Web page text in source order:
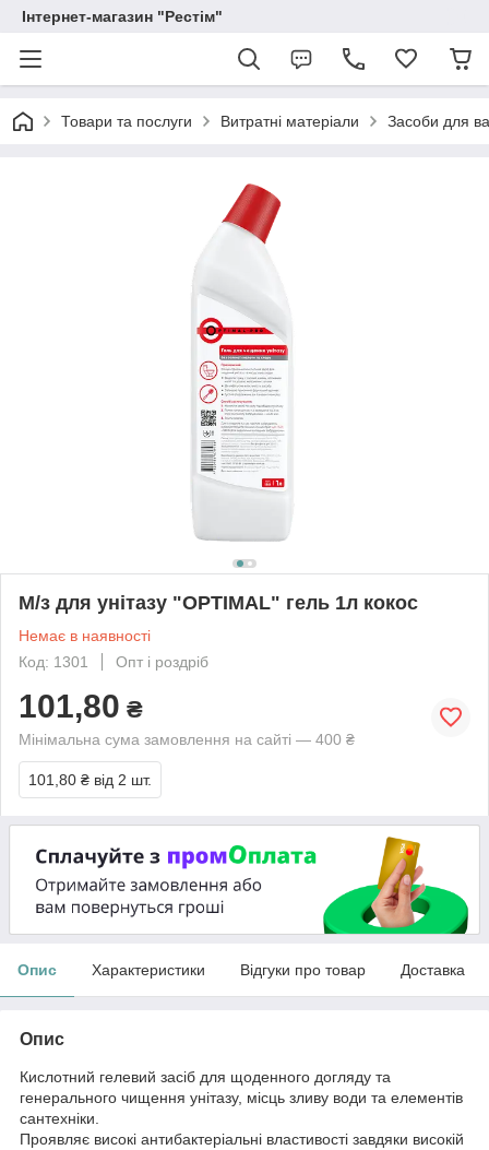
Інтернет-магазин "Рестім"
Товари та послуги Витратні матеріали Засоби для
М/з для унітазу "OPTIMAL" гель 1л кокос
Немає в наявності
Код: 1301
Опт і роздріб
101,80 ₴
Мінімальна сума замовлення на сайті — 400 ₴
101,80 ₴ від 2 шт.
Опис Характеристики Відгуки про товар Доставка
Опис
Кислотний гелевий засіб для щоденного догляду та
генерального чищення унітазу, місць зливу води та елементів
сантехніки.
Проявляє високі антибактеріальні властивості завдяки високій